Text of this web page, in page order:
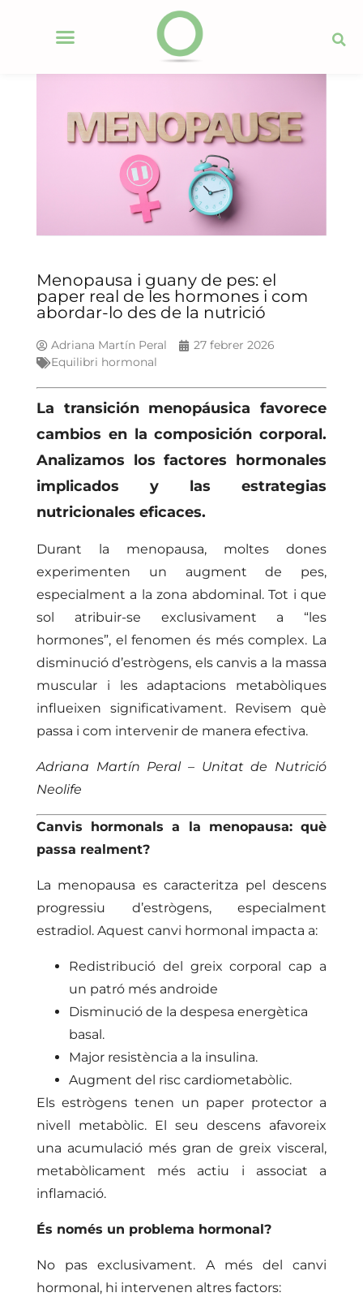
Menopausa i guany de pes: el
paper real de les hormones i com
abordar-lo des de la nutrició
Adriana Martín Peral
27 febrer 2026
Equilibri hormonal
La transición menopáusica favorece
cambios en la composición corporal.
Analizamos los factores hormonales
implicados y las estrategias
nutricionales eficaces.
Durant la menopausa, moltes dones
experimenten un augment de pes,
especialment a la zona abdominal. Tot i que
sol atribuir-se exclusivament a “les
hormones”, el fenomen és més complex. La
disminució d’estrògens, els canvis a la massa
muscular i les adaptacions metabòliques
influeixen significativament. Revisem què
passa i com intervenir de manera efectiva.
Adriana Martín Peral – Unitat de Nutrició
Neolife
Canvis hormonals a la menopausa: què
passa realment?
La menopausa es caracteritza pel descens
progressiu d’estrògens, especialment
estradiol. Aquest canvi hormonal impacta a:
Redistribució del greix corporal cap a
un patró més androide
Disminució de la despesa energètica
basal.
Major resistència a la insulina.
Augment del risc cardiometabòlic.
Els estrògens tenen un paper protector a
nivell metabòlic. El seu descens afavoreix
una acumulació més gran de greix visceral,
metabòlicament més actiu i associat a
inflamació.
És només un problema hormonal?
No pas exclusivament. A més del canvi
hormonal, hi intervenen altres factors: